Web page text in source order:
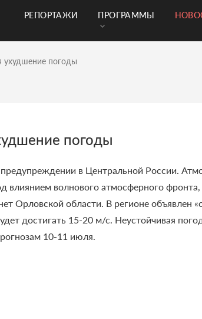
РЕПОРТАЖИ ПРОГРАММЫ
погоды
погоды
в Центральной России.
влиянием волнового атмосферного
Орловской области. В регионе объявлен
достигать 15-20 м/с. Неустойчивая
10-11 июля.